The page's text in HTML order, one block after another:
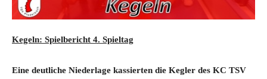
Kegeln: Spielbericht 4. Spieltag
Eine deutliche Niederlage kassierten die Kegler des KC TSV